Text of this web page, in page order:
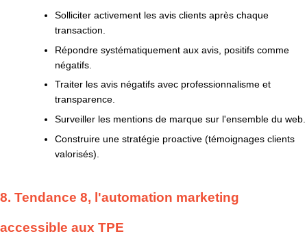
Solliciter activement les avis clients après chaque
transaction.
Répondre systématiquement aux avis, positifs comme
négatifs.
Traiter les avis négatifs avec professionnalisme et
transparence.
Surveiller les mentions de marque sur l'ensemble du web.
Construire une stratégie proactive (témoignages clients
valorisés).
8. Tendance 8, l'automation marketing
accessible aux TPE